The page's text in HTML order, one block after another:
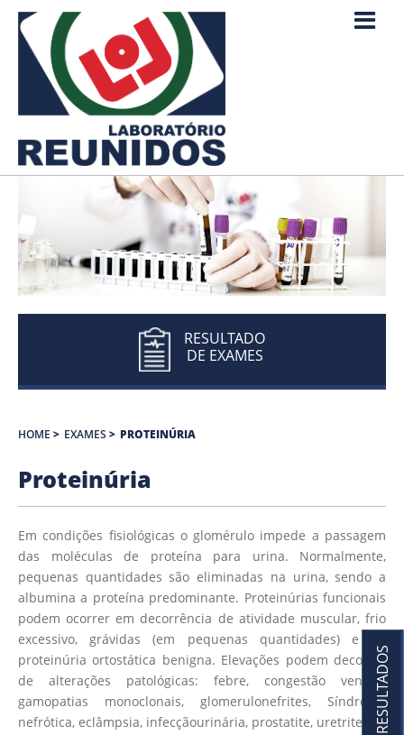
RESULTADO
DE EXAMES
HOME > EXAMES > PROTEINÚRIA
Proteinúria
Em condições fisiológicas o glomérulo impede a passagem
das moléculas de proteína para urina. Normalmente,
pequenas quantidades são eliminadas na urina, sendo a
albumina a proteína predominante. Proteinúrias funcionais
podem ocorrer em decorrência de atividade muscular, frio
excessivo, grávidas (em pequenas quantidades) e na
proteinúria ortostática benigna. Elevações podem decorrer
de alterações patológicas: febre, congestão venosa,
gamopatias monoclonais, glomerulonefrites, Síndrome
nefrótica, eclâmpsia, infecçãourinária, prostatite, uretrite.
RESULTADOS